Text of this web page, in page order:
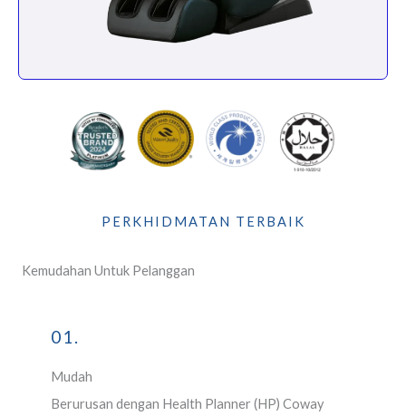
PERKHIDMATAN TERBAIK
Kemudahan Untuk Pelanggan
01.
Mudah
Berurusan dengan Health Planner (HP) Coway